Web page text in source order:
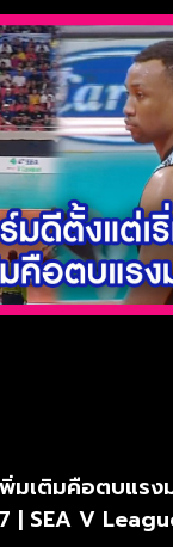
มเติมคือตบแร
| SEA V